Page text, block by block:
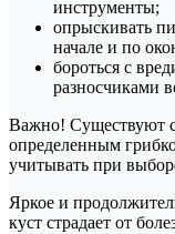
инструменты;
опрыскивать
начале и по
бороться с
разносчиками
Важно! Существуют
определенным
учитывать при
Яркое и
куст страдает от